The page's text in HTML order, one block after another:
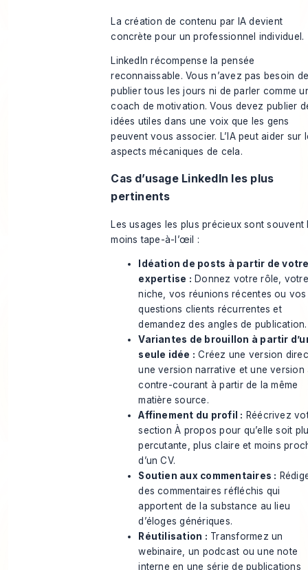
La création de contenu par IA devient
concrète pour un professionnel individuel.
LinkedIn récompense la pensée
reconnaissable. Vous n’avez pas besoin
publier tous les jours ni de parler comme
coach de motivation. Vous devez publier
idées utiles dans une voix que les gens
peuvent vous associer. L’IA peut aider sur
aspects mécaniques de cela.
Cas d’usage LinkedIn les plus
pertinents
Les usages les plus précieux sont souvent
moins tape-à-l’œil :
Idéation de posts à partir de
expertise : Donnez votre rôle, votre
niche, vos réunions récentes ou vos
questions clients récurrentes et
demandez des angles de publication.
Variantes de brouillon à partir
seule idée : Créez une version
une version narrative et une version
contre-courant à partir de la même
matière source.
Affinement du profil : Réécrivez
section À propos pour qu’elle soit
percutante, plus claire et moins
d’un CV.
Soutien aux commentaires :
des commentaires réfléchis qui
apportent de la substance au lieu
d’éloges génériques.
Réutilisation : Transformez un
webinaire, un podcast ou une note
interne en une série de publications